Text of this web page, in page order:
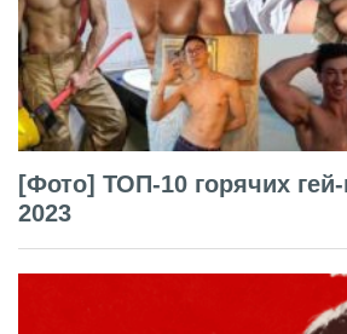
[Фото] ТОП-10 горячих
2023